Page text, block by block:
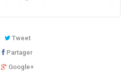
Tweet
Partager
Google+